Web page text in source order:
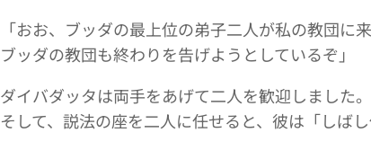
「おお、ブッダの最上位の弟子二人が私の教団に
ブッダの教団も終わりを告げようとしているぞ」
ダイバダッタは両手をあげて二人を歓迎しました。
そして、説法の座を二人に任せると、彼は「しば